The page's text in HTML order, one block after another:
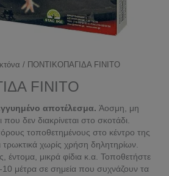
/ ΠΟΝΤΙΚΟΠΑΓΙΔΑ FINITO
FINITO
αποτέλεσμα. Άοσμη, μη
που δεν διακρίνεται στο σκοτάδι.
τοποθετημένους στο κέντρο της
τρωκτικά χωρίς χρήση δηλητηρίων.
έντομα, μικρά φίδια κ.α. Τοποθετήστε
μέτρα σε σημεία που συχνάζουν τα